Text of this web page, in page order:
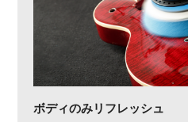
ボディのみリフレッシュ